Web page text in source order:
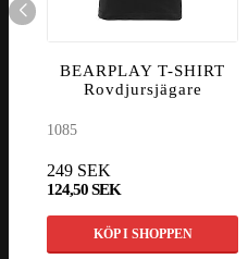
BEARPLAY T-SHIRT
Rovdjursjägare
1085
249 SEK
124,50 SEK
KÖP I SHOPPEN